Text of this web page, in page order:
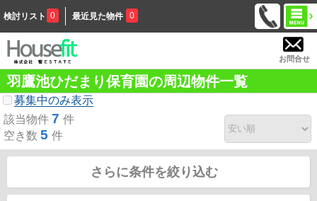
検討リスト 0 最近見た物件 0
お問合せ
羽鷹池ひだまり保育園の周辺物件一覧
募集中のみ表示
該当物件 7 件
空き数 5 件
さらに条件を絞り込む